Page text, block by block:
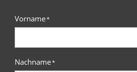
Vorname*
Nachname*